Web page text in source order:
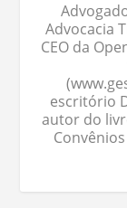
Advocacia
CEO da
escritório
autor do